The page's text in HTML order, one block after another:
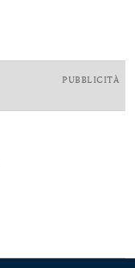
PUBBLICITÀ